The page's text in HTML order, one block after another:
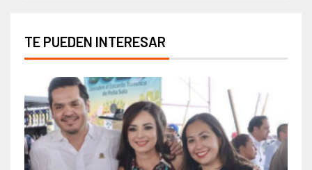
TE PUEDEN INTERESAR